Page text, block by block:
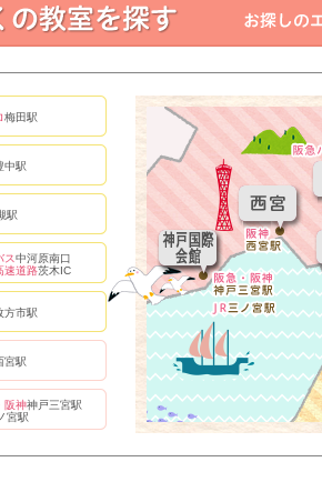
梅田駅
中駅
駅
ス中河原南口
速道路茨木IC
方市駅
宮駅
阪神神戸三宮駅
宮駅